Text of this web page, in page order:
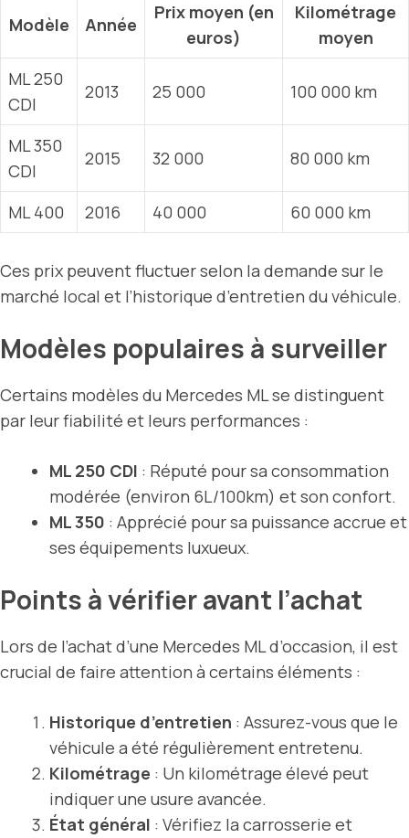
Modèle Année
Prix moyen (en
euros)
Kilométrage
moyen
ML 250
CDI
2013 25 000 100 000 km
ML 350
CDI
2015 32 000 80 000 km
ML 400 2016 40 000 60 000 km
Ces prix peuvent fluctuer selon la demande sur le
marché local et l’historique d’entretien du véhicule.
Modèles populaires à surveiller
Certains modèles du Mercedes ML se distinguent
par leur fiabilité et leurs performances :
ML 250 CDI : Réputé pour sa consommation
modérée (environ 6L/100km) et son confort.
ML 350 : Apprécié pour sa puissance accrue et
ses équipements luxueux.
Points à vérifier avant l’achat
Lors de l’achat d’une Mercedes ML d’occasion, il est
crucial de faire attention à certains éléments :
Historique d’entretien : Assurez-vous que le
véhicule a été régulièrement entretenu.
Kilométrage : Un kilométrage élevé peut
indiquer une usure avancée.
État général : Vérifiez la carrosserie et